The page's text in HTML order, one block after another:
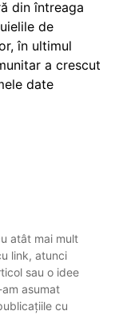
din întreaga
de
în ultimul
a crescut
date
atât mai mult
link, atunci
sau o idee
asumat
cu